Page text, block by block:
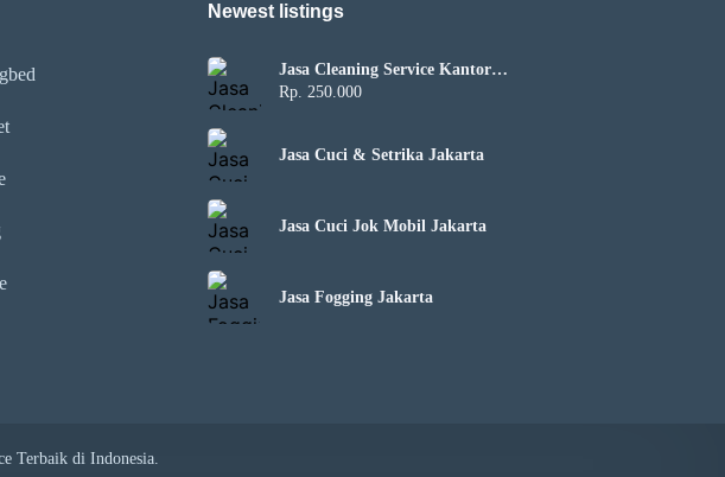
Newest listings​
Jasa Cleaning Service Kantor
Harian
Rp. 250.000
Jasa Cuci & Setrika Jakarta
Jasa Cuci Jok Mobil Jakarta
Jasa Fogging Jakarta
Terbaik di Indonesia.